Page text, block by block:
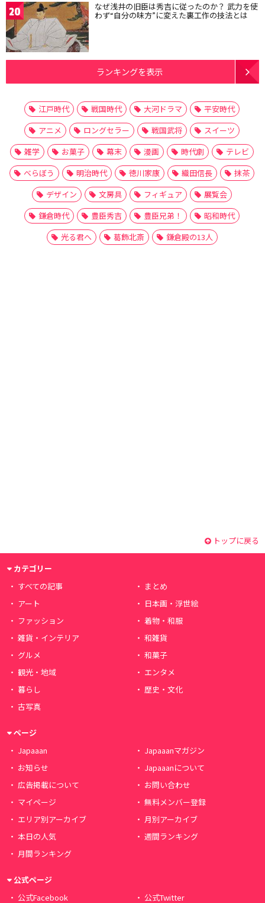
20 なぜ浅井の旧臣は秀吉に従ったのか？ 武力を使
わず“自分の味方”に変えた裏工作の技法とは
ランキングを表示
江戸時代 戦国時代 大河ドラマ
平安時代
アニメ
ロングセラー 戦国武将
スイーツ
雑学
お菓子 幕末 漫画 時代劇
テレビ
べらぼう
明治時代 徳川家康 織田信長
抹茶
デザイン
文房具 フィギュア
展覧会
鎌倉時代
豊臣秀吉 豊臣兄弟！
昭和時代
光る君へ
葛飾北斎 鎌倉殿の13人
トップに戻る
カテゴリー
すべての記事
まとめ
アート
日本画・浮世絵
ファッション
着物・和服
雑貨・インテリア
和雑貨
グルメ
和菓子
観光・地域
エンタメ
暮らし
歴史・文化
古写真
ページ
Japaaan
Japaaanマガジン
お知らせ
Japaaanについて
広告掲載について
お問い合わせ
マイページ
無料メンバー登録
エリア別アーカイブ
月別アーカイブ
本日の人気
週間ランキング
月間ランキング
公式ページ
公式Facebook
公式Twitter